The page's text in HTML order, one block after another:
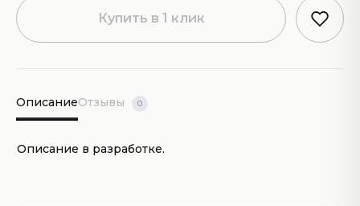
Купить в 1 клик
ОписаниеОтзывы 0
Описание в разработке.